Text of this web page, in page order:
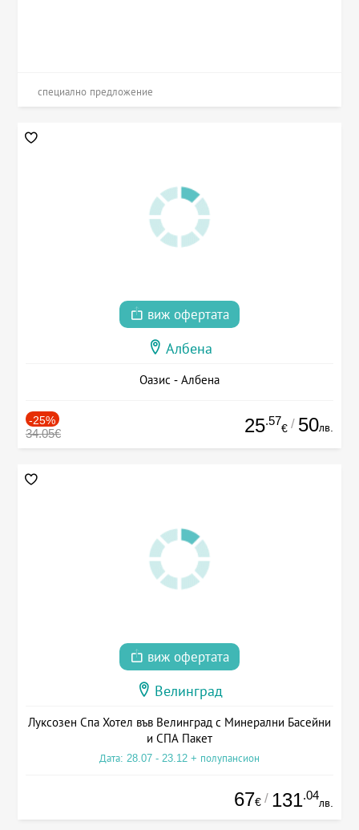
специално предложение
виж офертата
Албена
Оазис - Албена
-25%
34.05€ 25.57
€ / 50лв.
виж офертата
Велинград
Луксозен Спа Хотел във Велинград с Минерални Басейни
и СПА Пакет
Дата: 28.07 - 23.12 + полупансион
67€ / 131.04
лв.